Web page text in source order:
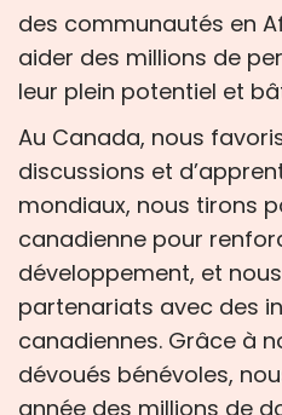
des communautés en
aider des millions de
leur plein potentiel et
Au Canada, nous
discussions et
mondiaux, nous tirons
canadienne pour
développement, et
partenariats avec des
canadiennes. Grâce à
dévoués bénévoles,
année des millions de